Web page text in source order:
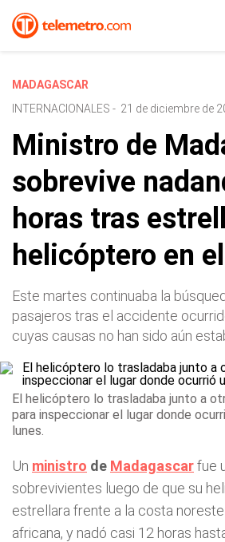
MADAGASCAR
INTERNACIONALES - 21 de diciembre de
Ministro de
sobrevive
horas tras
helicóptero en
Este martes continuaba la
pasajeros tras el accidente
cuyas causas no han sido aún
El helicóptero lo trasladaba junto a
para inspeccionar el lugar donde
lunes.
Un ministro de Madagascarfue
sobrevivientes luego de que su
estrellara frente a la costa
africana, y nadó casi 12 horas